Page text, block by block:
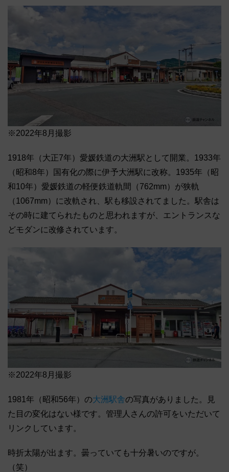
※2022年8月撮影
1918年（大正7年）愛媛鉄道の大洲駅として開業。1933年
（昭和8年）国有化の際に伊予大洲駅に改称。1935年（昭
和10年）愛媛鉄道の軽便鉄道軌間（762mm）が狭軌
（1067mm）に改軌され、駅も移設されてました。駅舎は
その時に建てられたものと思われますが、エントランスな
どモダンに改修されています。
※2022年8月撮影
1981年（昭和56年）の大洲駅舎の写真がありました。見
た目の変化はない様です。管理人さんの許可をいただいて
リンクしています。
時折太陽が出ます。曇っていても十分暑いのですが。
（笑）